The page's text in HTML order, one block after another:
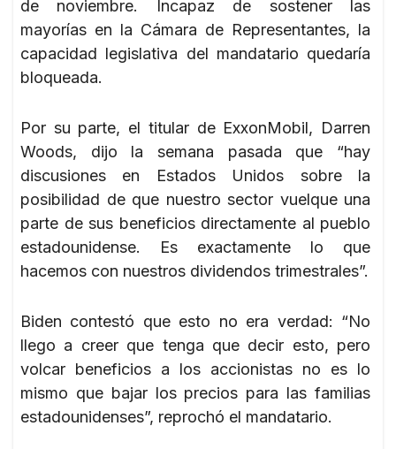
de noviembre. Incapaz de sostener las
mayorías en la Cámara de Representantes, la
capacidad legislativa del mandatario quedaría
bloqueada.
Por su parte, el titular de ExxonMobil, Darren
Woods, dijo la semana pasada que “hay
discusiones en Estados Unidos sobre la
posibilidad de que nuestro sector vuelque una
parte de sus beneficios directamente al pueblo
estadounidense. Es exactamente lo que
hacemos con nuestros dividendos trimestrales”.
Biden contestó que esto no era verdad: “No
llego a creer que tenga que decir esto, pero
volcar beneficios a los accionistas no es lo
mismo que bajar los precios para las familias
estadounidenses”, reprochó el mandatario.